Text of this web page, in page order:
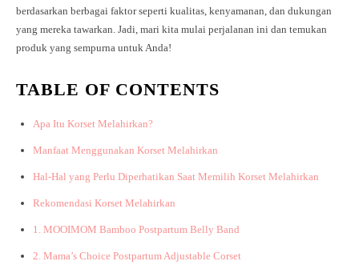
berdasarkan berbagai faktor seperti kualitas, kenyamanan, dan dukungan
yang mereka tawarkan. Jadi, mari kita mulai perjalanan ini dan temukan
produk yang sempurna untuk Anda!
TABLE OF CONTENTS
Apa Itu Korset Melahirkan?
Manfaat Menggunakan Korset Melahirkan
Hal-Hal yang Perlu Diperhatikan Saat Memilih Korset Melahirkan
Rekomendasi Korset Melahirkan
1. MOOIMOM Bamboo Postpartum Belly Band
2. Mama’s Choice Postpartum Adjustable Corset